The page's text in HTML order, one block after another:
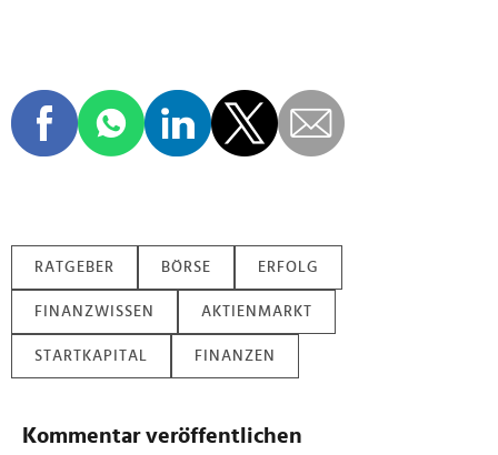
RATGEBER BÖRSE ERFOLG
FINANZWISSEN AKTIENMARKT
STARTKAPITAL FINANZEN
Kommentar veröffentlichen